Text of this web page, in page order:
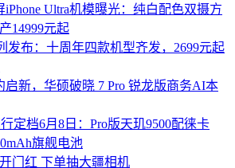
Ultra机模曝光：纯白配色双摄方
14999元起
发布：十周年四款机型齐发，2699元起
启新，华硕破晓 7 Pro 锐龙版商务AI本
定档6月8日：Pro版天玑9500配徕卡
旗舰电池
门红 下单抽大疆相机